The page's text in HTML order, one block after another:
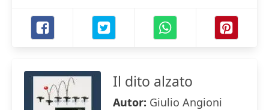
Il dito alzato
Autor: Giulio Angioni